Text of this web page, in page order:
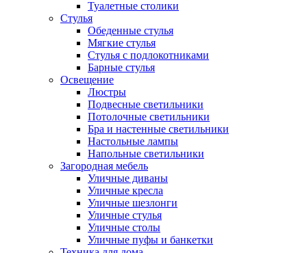
Туалетные столики
Стулья
Обеденные стулья
Мягкие стулья
Стулья с подлокотниками
Барные стулья
Освещение
Люстры
Подвесные светильники
Потолочные светильники
Бра и настенные светильники
Настольные лампы
Напольные светильники
Загородная мебель
Уличные диваны
Уличные кресла
Уличные шезлонги
Уличные стулья
Уличные столы
Уличные пуфы и банкетки